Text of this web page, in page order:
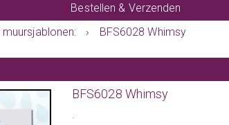
Bestellen & Verzenden
› BFS6028 Whimsy
BFS6028 Whimsy
.